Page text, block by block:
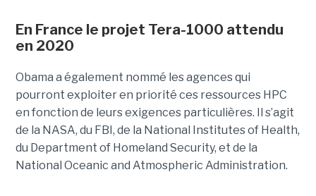
En France le projet Tera-1000 attendu
en 2020
Obama a également nommé les agences qui
pourront exploiter en priorité ces ressources HPC
en fonction de leurs exigences particulières. Il s’agit
de la NASA, du FBI, de la National Institutes of Health,
du Department of Homeland Security, et de la
National Oceanic and Atmospheric Administration.